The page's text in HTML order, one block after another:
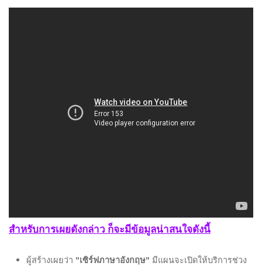
สำหรับการเผยดังกล่าว ก็จะมีข้อมูลน่าสนใจดังนี้
ผู้สร้างเผยว่า "เซิร์ฟภาษาอังกฤษ" มีแผนจะเปิดให้บริการช่วง